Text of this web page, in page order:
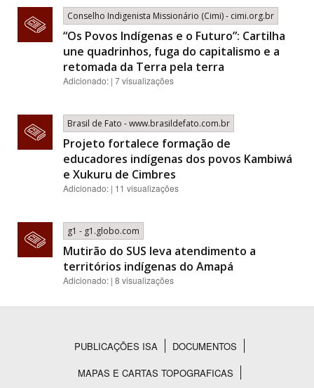
Conselho Indigenista Missionário (Cimi) - cimi.org.br
“Os Povos Indígenas e o Futuro”: Cartilha
une quadrinhos, fuga do capitalismo e a
retomada da Terra pela terra
Adicionado: | 7 visualizações
Brasil de Fato - www.brasildefato.com.br
Projeto fortalece formação de
educadores indígenas dos povos Kambiwá
e Xukuru de Cimbres
Adicionado: | 11 visualizações
g1 - g1.globo.com
Mutirão do SUS leva atendimento a
territórios indígenas do Amapá
Adicionado: | 8 visualizações
Rodapé
PUBLICAÇÕES ISA
DOCUMENTOS
MAPAS E CARTAS TOPOGRAFICAS